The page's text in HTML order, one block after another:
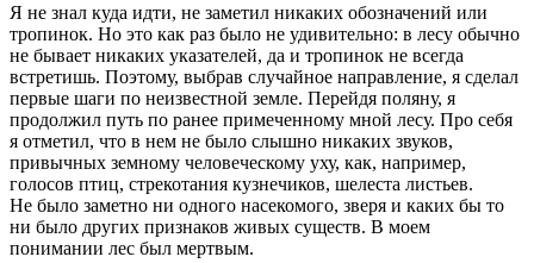
Я не знал куда идти, не заметил никаких обозначений или
тропинок. Но это как раз было не удивительно: в лесу обычно
не бывает никаких указателей, да и тропинок не всегда
встретишь. Поэтому, выбрав случайное направление, я сделал
первые шаги по неизвестной земле. Перейдя поляну, я
продолжил путь по ранее примеченному мной лесу. Про себя
я отметил, что в нем не было слышно никаких звуков,
привычных земному человеческому уху, как, например,
голосов птиц, стрекотания кузнечиков, шелеста листьев.
Не было заметно ни одного насекомого, зверя и каких бы то
ни было других признаков живых существ. В моем
понимании лес был мертвым.